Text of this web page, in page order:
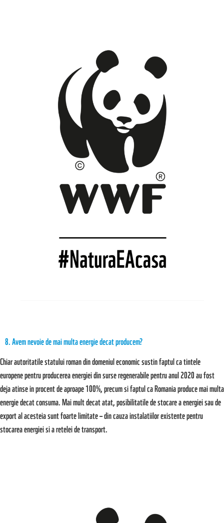
8. Avem nevoie de mai multa energie decat producem?
Chiar autoritatile statului roman din domeniul economic sustin faptul ca tintele
europene pentru producerea energiei din surse regenerabile pentru anul 2020 au fost
deja atinse in procent de aproape 100%, precum si faptul ca Romania produce mai multa
energie decat consuma. Mai mult decat atat, posibilitatile de stocare a energiei sau de
export al acesteia sunt foarte limitate – din cauza instalatiilor existente pentru
stocarea energiei si a retelei de transport.